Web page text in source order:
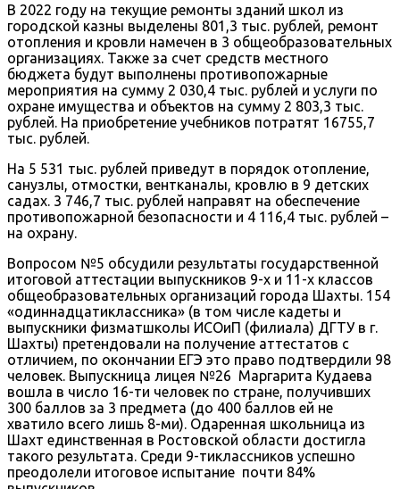
В 2022 году на текущие ремонты зданий школ из
городской казны выделены 801,3 тыс. рублей, ремонт
отопления и кровли намечен в 3 общеобразовательных
организациях. Также за счет средств местного
бюджета будут выполнены противопожарные
мероприятия на сумму 2 030,4 тыс. рублей и услуги по
охране имущества и объектов на сумму 2 803,3 тыс.
рублей. На приобретение учебников потратят 16755,7
тыс. рублей.
На 5 531 тыс. рублей приведут в порядок отопление,
санузлы, отмостки, вентканалы, кровлю в 9 детских
садах. 3 746,7 тыс. рублей направят на обеспечение
противопожарной безопасности и 4 116,4 тыс. рублей –
на охрану.
Вопросом №5 обсудили результаты государственной
итоговой аттестации выпускников 9-х и 11-х классов
общеобразовательных организаций города Шахты. 154
«одиннадцатиклассника» (в том числе кадеты и
выпускники физматшколы ИСОиП (филиала) ДГТУ в г.
Шахты) претендовали на получение аттестатов с
отличием, по окончании ЕГЭ это право подтвердили 98
человек. Выпускница лицея №26 Маргарита Кудаева
вошла в число 16-ти человек по стране, получивших
300 баллов за 3 предмета (до 400 баллов ей не
хватило всего лишь 8-ми). Одаренная школьница из
Шахт единственная в Ростовской области достигла
такого результата. Среди 9-тиклассников успешно
преодолели итоговое испытание почти 84%